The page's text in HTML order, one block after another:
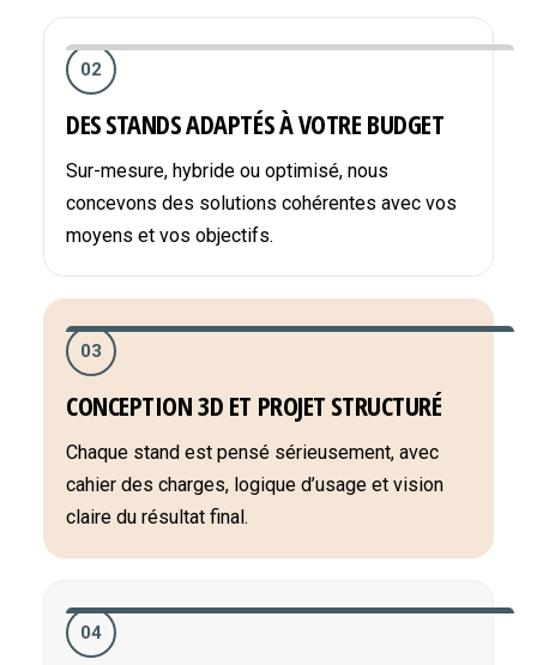
02
DES STANDS ADAPTÉS À VOTRE BUDGET
Sur-mesure, hybride ou optimisé, nous
concevons des solutions cohérentes avec vos
moyens et vos objectifs.
03
CONCEPTION 3D ET PROJET STRUCTURÉ
Chaque stand est pensé sérieusement, avec
cahier des charges, logique d’usage et vision
claire du résultat final.
04